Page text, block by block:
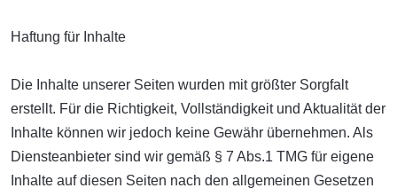
Haftung für Inhalte
Die Inhalte unserer Seiten wurden mit größter Sorgfalt
erstellt. Für die Richtigkeit, Vollständigkeit und Aktualität der
Inhalte können wir jedoch keine Gewähr übernehmen. Als
Diensteanbieter sind wir gemäß § 7 Abs.1 TMG für eigene
Inhalte auf diesen Seiten nach den allgemeinen Gesetzen